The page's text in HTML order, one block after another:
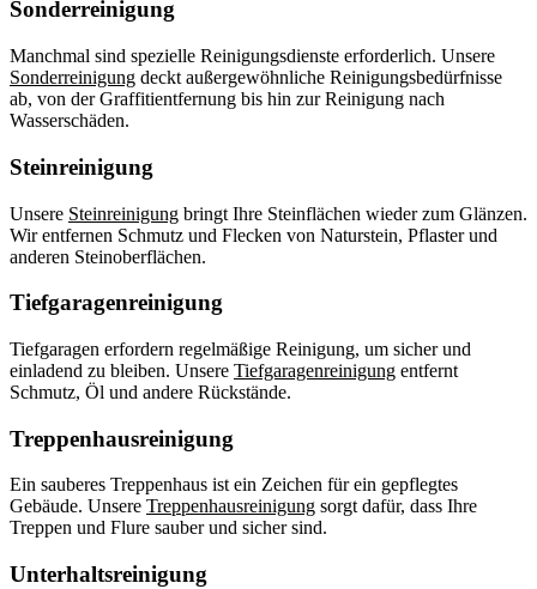
Sonderreinigung
Manchmal sind spezielle Reinigungsdienste erforderlich. Unsere
Sonderreinigung deckt außergewöhnliche Reinigungsbedürfnisse
ab, von der Graffitientfernung bis hin zur Reinigung nach
Wasserschäden.
Steinreinigung
Unsere Steinreinigung bringt Ihre Steinflächen wieder zum Glänzen.
Wir entfernen Schmutz und Flecken von Naturstein, Pflaster und
anderen Steinoberflächen.
Tiefgaragenreinigung
Tiefgaragen erfordern regelmäßige Reinigung, um sicher und
einladend zu bleiben. Unsere Tiefgaragenreinigung entfernt
Schmutz, Öl und andere Rückstände.
Treppenhausreinigung
Ein sauberes Treppenhaus ist ein Zeichen für ein gepflegtes
Gebäude. Unsere Treppenhausreinigung sorgt dafür, dass Ihre
Treppen und Flure sauber und sicher sind.
Unterhaltsreinigung